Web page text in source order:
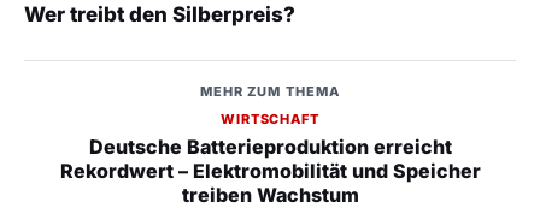
Wer treibt den Silberpreis?
MEHR ZUM THEMA
WIRTSCHAFT
Deutsche Batterieproduktion erreicht
Rekordwert – Elektromobilität und Speicher
treiben Wachstum